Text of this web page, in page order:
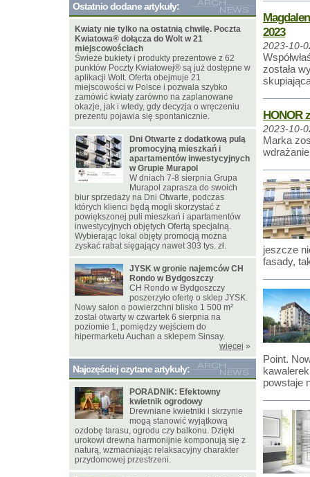
2023
2023-10-
została
HONOR
2023-10-
Marka
jeszcze
fasady,
Point.
powstaje
Ostatnio dodane artykuły:
Kwiaty nie tylko na ostatnią chwilę. Poczta
Kwiatowa® dołącza do Wolt w 21
miejscowościach
Świeże bukiety i produkty prezentowe z 62
punktów Poczty Kwiatowej® są już dostępne w
aplikacji Wolt. Oferta obejmuje 21
miejscowości w Polsce i pozwala szybko
zamówić kwiaty zarówno na zaplanowane
okazje, jak i wtedy, gdy decyzja o wręczeniu
prezentu pojawia się spontanicznie.
Dni Otwarte z dodatkową pulą
promocyjną mieszkań i
apartamentów inwestycyjnych
w Grupie Murapol
W dniach 7-8 sierpnia Grupa
Murapol zaprasza do swoich
biur sprzedaży na Dni Otwarte, podczas
których klienci będą mogli skorzystać z
powiększonej puli mieszkań i apartamentów
inwestycyjnych objętych Ofertą specjalną.
Wybierając lokal objęty promocją można
zyskać rabat sięgający nawet 303 tys. zł.
JYSK w gronie najemców CH
Rondo w Bydgoszczy
CH Rondo w Bydgoszczy
poszerzyło ofertę o sklep JYSK.
Nowy salon o powierzchni blisko 1 500 m²
został otwarty w czwartek 6 sierpnia na
poziomie 1, pomiędzy wejściem do
hipermarketu Auchan a sklepem Sinsay.
więcej »
Najczęściej czytane artykuły:
PORADNIK: Efektowny
kwietnik ogrodowy
Drewniane kwietniki i skrzynie
mogą stanowić wyjątkową
ozdobę tarasu, ogrodu czy balkonu. Dzięki
urokowi drewna harmonijnie komponują się z
naturą, wzmacniając relaksacyjny charakter
przydomowej przestrzeni.